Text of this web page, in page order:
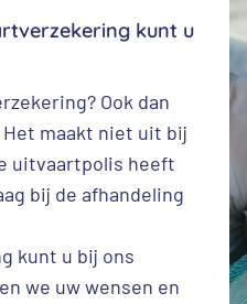
kunt u
? Ook dan
maakt niet uit bij
uitvaartpolis heeft
bij de afhandeling
kunt u bij ons
we uw wensen en